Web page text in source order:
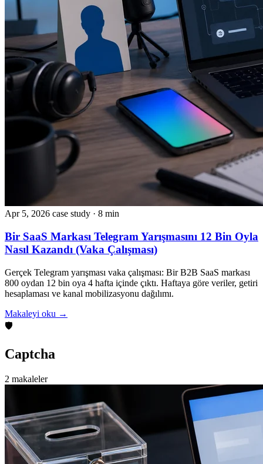
Apr 5, 2026 case study · 8 min
Bir SaaS Markası Telegram Yarışmasını 12 Bin Oyla
Nasıl Kazandı (Vaka Çalışması)
Gerçek Telegram yarışması vaka çalışması: Bir B2B SaaS markası
800 oydan 12 bin oya 4 hafta içinde çıktı. Haftaya göre veriler, getiri
hesaplaması ve kanal mobilizasyonu dağılımı.
Makaleyi oku →
🛡️
Captcha
2 makaleler